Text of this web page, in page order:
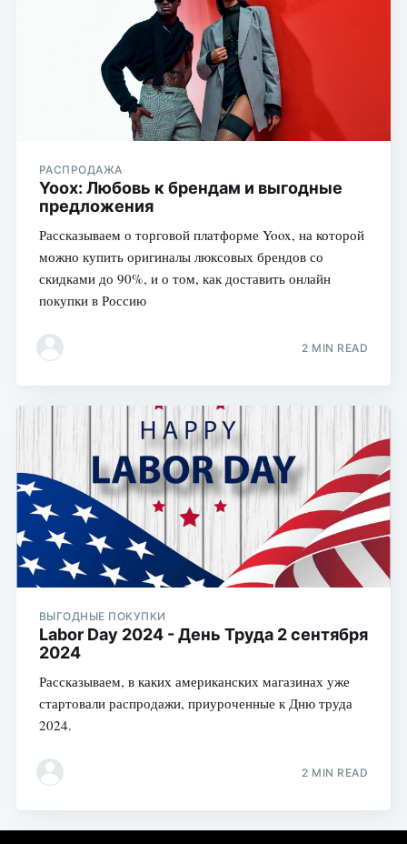
РАСПРОДАЖА
Yoox: Любовь к брендам и выгодные
предложения
Рассказываем о торговой платформе Yoox, на которой
можно купить оригиналы люксовых брендов со
скидками до 90%, и о том, как доставить онлайн
покупки в Россию
2 MIN READ
ВЫГОДНЫЕ ПОКУПКИ
Labor Day 2024 - День Труда 2 сентября
2024
Рассказываем, в каких американских магазинах уже
стартовали распродажи, приуроченные к Дню труда
2024.
2 MIN READ